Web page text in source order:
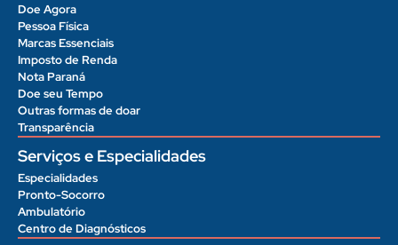
Doe Agora
Pessoa Física
Marcas Essenciais
Imposto de Renda
Nota Paraná
Doe seu Tempo
Outras formas de doar
Transparência
Serviços e Especialidades
Especialidades
Pronto-Socorro
Ambulatório
Centro de Diagnósticos